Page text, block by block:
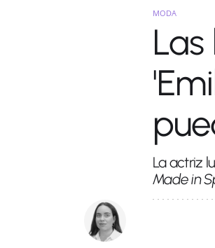
MODA
La actriz
Made in